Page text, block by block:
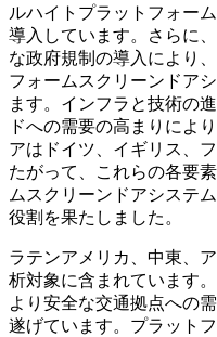
ルハイトプラットフォー
導入しています。さらに
な政府規制の導入により
フォームスクリーンドア
ます。インフラと技術の
ドへの需要の高まりによ
アはドイツ、イギリス、
たがって、これらの各要
ムスクリーンドアシステ
役割を果たしました。
ラテンアメリカ、中東、
析対象に含まれています
より安全な交通拠点への
遂げています。プラット